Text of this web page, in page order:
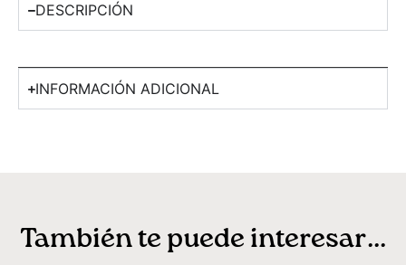
DESCRIPCIÓN
INFORMACIÓN ADICIONAL
También te puede interesar...